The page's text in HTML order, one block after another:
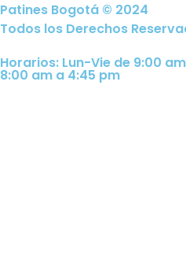
Patines Bogotá © 2024
Todos los Derechos
Horarios: Lun-Vie de 9:00
8:00 am a 4:45 pm